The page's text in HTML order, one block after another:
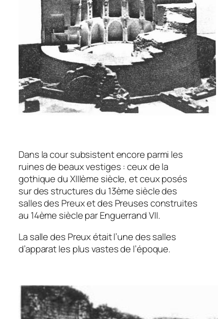
Dans la cour subsistent encore parmi les
ruines de beaux vestiges : ceux de la
gothique du XIIIème siècle, et ceux posés
sur des structures du 13ème siècle des
salles des Preux et des Preuses construites
au 14ème siècle par Enguerrand VII.
La salle des Preux était l’une des salles
d’apparat les plus vastes de l’époque.